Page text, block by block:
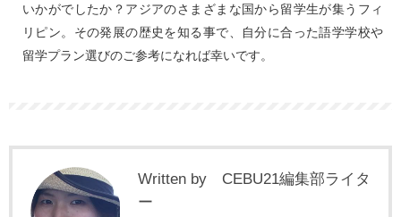
いかがでしたか？アジアのさまざまな国から留学生が集うフィ
リピン。その発展の歴史を知る事で、自分に合った語学学校や
留学プラン選びのご参考になれば幸いです。
Written by CEBU21編集部ライタ
ー